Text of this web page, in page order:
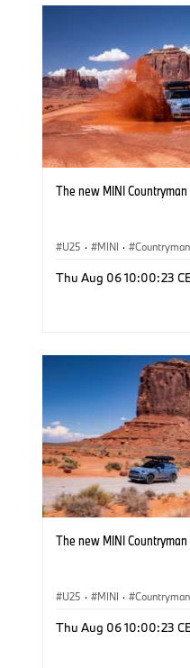
The new MINI
U25 · MINI · Countryman
Thu Aug 06 10:00:23
The new MINI
U25 · MINI · Countryman
Thu Aug 06 10:00:23